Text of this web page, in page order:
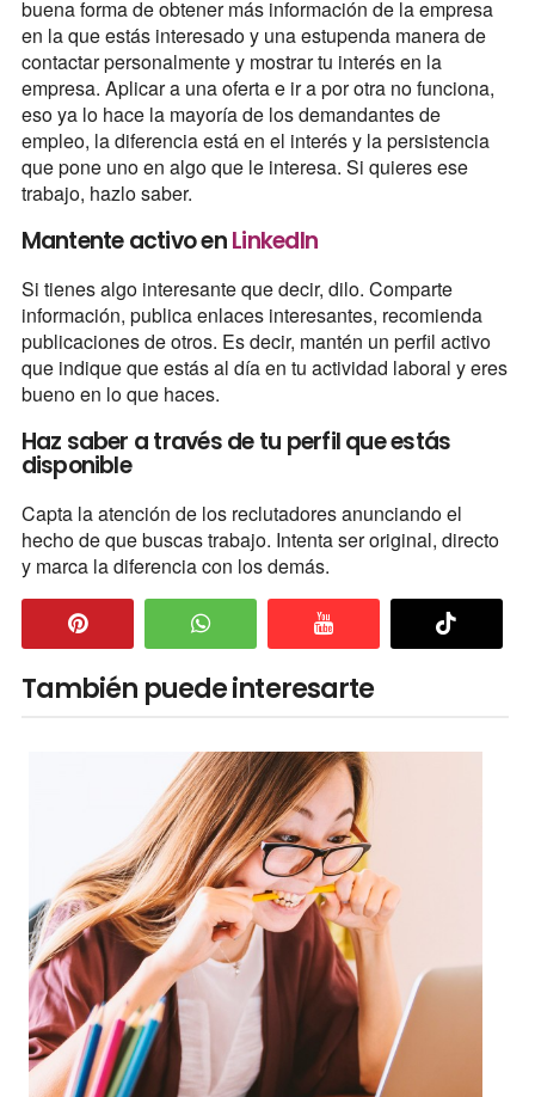
buena forma de obtener más información de la empresa
en la que estás interesado y una estupenda manera de
contactar personalmente y mostrar tu interés en la
empresa. Aplicar a una oferta e ir a por otra no funciona,
eso ya lo hace la mayoría de los demandantes de
empleo, la diferencia está en el interés y la persistencia
que pone uno en algo que le interesa. Si quieres ese
trabajo, hazlo saber.
Mantente activo enLinkedIn
Si tienes algo interesante que decir, dilo. Comparte
información, publica enlaces interesantes, recomienda
publicaciones de otros. Es decir, mantén un perfil activo
que indique que estás al día en tu actividad laboral y eres
bueno en lo que haces.
Haz saber a través de tu perfil que estás
disponible
Capta la atención de los reclutadores anunciando el
hecho de que buscas trabajo. Intenta ser original, directo
y marca la diferencia con los demás.
También puede interesarte